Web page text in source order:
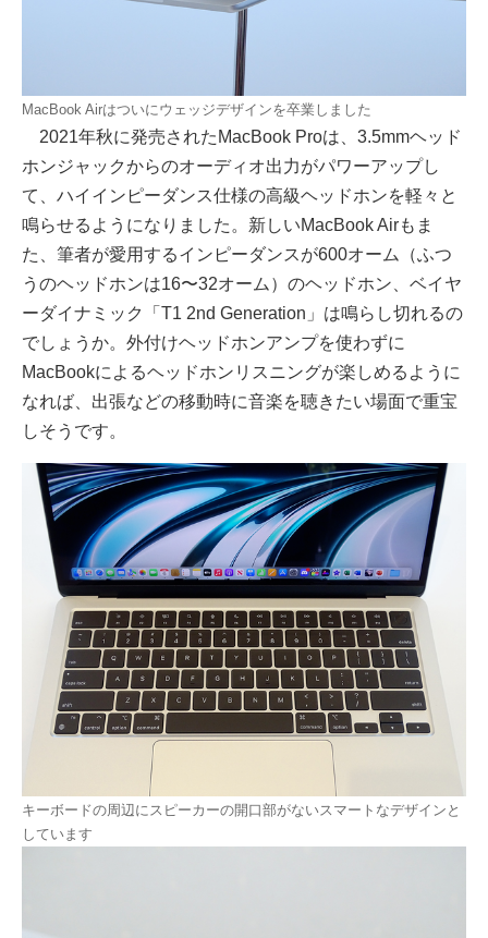
MacBook Airはついにウェッジデザインを卒業しました
2021年秋に発売されたMacBook Proは、3.5mmヘッド
ホンジャックからのオーディオ出力がパワーアップし
て、ハイインピーダンス仕様の高級ヘッドホンを軽々と
鳴らせるようになりました。新しいMacBook Airもま
た、筆者が愛用するインピーダンスが600オーム（ふつ
うのヘッドホンは16〜32オーム）のヘッドホン、ベイヤ
ーダイナミック「T1 2nd Generation」は鳴らし切れるの
でしょうか。外付けヘッドホンアンプを使わずに
MacBookによるヘッドホンリスニングが楽しめるように
なれば、出張などの移動時に音楽を聴きたい場面で重宝
しそうです。
キーボードの周辺にスピーカーの開口部がないスマートなデザインと
しています